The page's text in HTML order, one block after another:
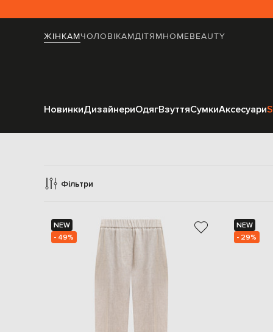
ЖІНКАМЧОЛОВІКАМДІТЯМHOMEBEAUTY
НовинкиДизайнериОдягВзуттяСумкиАксесуари
Фільтри
NEW
- 49%
NEW
- 29%